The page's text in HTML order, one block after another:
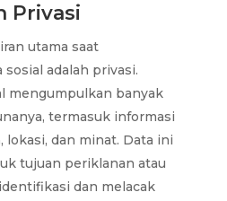
Privasi
utama saat
adalah privasi.
mengumpulkan banyak
termasuk informasi
lokasi, dan minat. Data ini
tujuan periklanan atau
dan melacak